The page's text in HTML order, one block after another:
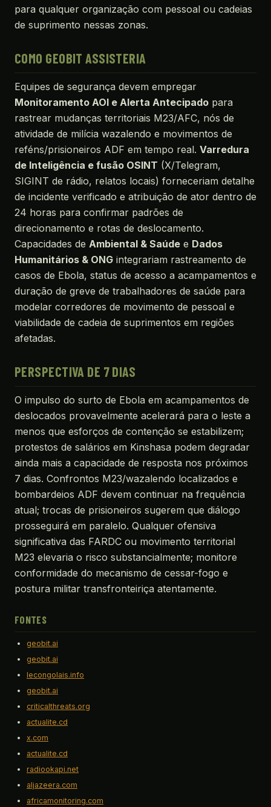
para qualquer organização com pessoal ou cadeias
de suprimento nessas zonas.
COMO GEOBIT ASSISTERIA
Equipes de segurança devem empregar
Monitoramento AOI e Alerta Antecipado para
rastrear mudanças territoriais M23/AFC, nós de
atividade de milícia wazalendo e movimentos de
reféns/prisioneiros ADF em tempo real. Varredura
de Inteligência e fusão OSINT (X/Telegram,
SIGINT de rádio, relatos locais) forneceriam detalhe
de incidente verificado e atribuição de ator dentro de
24 horas para confirmar padrões de
direcionamento e rotas de deslocamento.
Capacidades de Ambiental & Saúde e Dados
Humanitários & ONG integrariam rastreamento de
casos de Ebola, status de acesso a acampamentos e
duração de greve de trabalhadores de saúde para
modelar corredores de movimento de pessoal e
viabilidade de cadeia de suprimentos em regiões
afetadas.
PERSPECTIVA DE 7 DIAS
O impulso do surto de Ebola em acampamentos de
deslocados provavelmente acelerará para o leste a
menos que esforços de contenção se estabilizem;
protestos de salários em Kinshasa podem degradar
ainda mais a capacidade de resposta nos próximos
7 dias. Confrontos M23/wazalendo localizados e
bombardeios ADF devem continuar na frequência
atual; trocas de prisioneiros sugerem que diálogo
prosseguirá em paralelo. Qualquer ofensiva
significativa das FARDC ou movimento territorial
M23 elevaria o risco substancialmente; monitore
conformidade do mecanismo de cessar-fogo e
postura militar transfronteiriça atentamente.
FONTES
geobit.ai
geobit.ai
lecongolais.info
geobit.ai
criticalthreats.org
actualite.cd
x.com
actualite.cd
radiookapi.net
aljazeera.com
africamonitoring.com